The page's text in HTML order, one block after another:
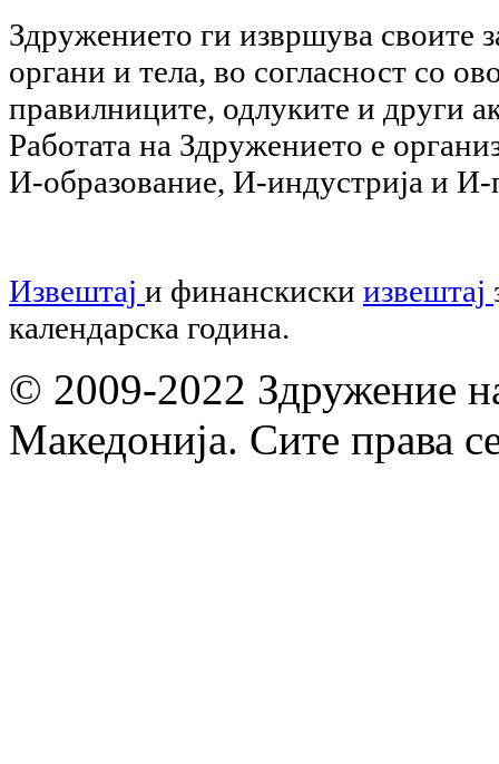
Здружението ги извршува своите
органи и тела, во согласност со
правилниците, одлуките и други
Работата на Здружението е
И-образование, И-индустрија и
Извештај и финанскиски извештај
календарска година.
© 2009-2022 Здружение
Македонија. Сите права